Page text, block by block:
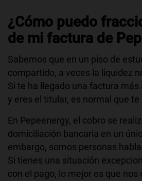
¿Cómo puedo
de mi factura de
Sabemos que en un piso de
compartido, a veces la liquidez
Si te ha llegado una factura
y eres el titular, es normal que te
En Pepeenergy, el cobro se
domiciliación bancaria en un
embargo, somos personas
Si tienes una situación
con el pago, lo mejor es que nos